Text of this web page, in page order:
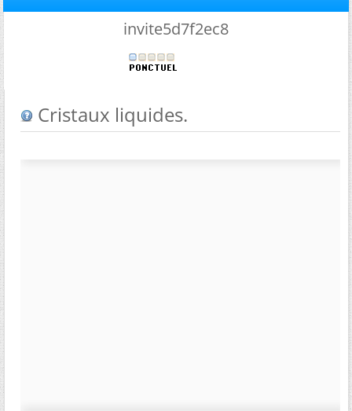
invite5d7f2ec8
Cristaux liquides.